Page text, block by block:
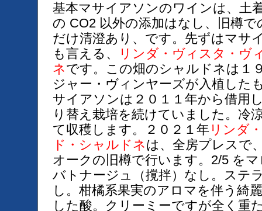
基本マサイアソンのワインは、土
の CO2 以外の添加はなし、旧樽
だけ清澄あり、です。先ずはマサ
も言える、
リンダ・ヴィスタ・ヴ
ネです。この畑のシャルドネは１
ジャー・ヴィンヤーズが入植した
サイアソンは２０１１年から借用
り替え栽培を続けていました。冷
て収穫します。２０２１年 リンダ
ド・シャルドネは、全房プレスで
オークの旧樽で行います。2/5 を
バトナージュ（撹拌）なし。ステ
し。柑橘系果実のアロマを伴う綺
した酸。クリーミーですが全く重